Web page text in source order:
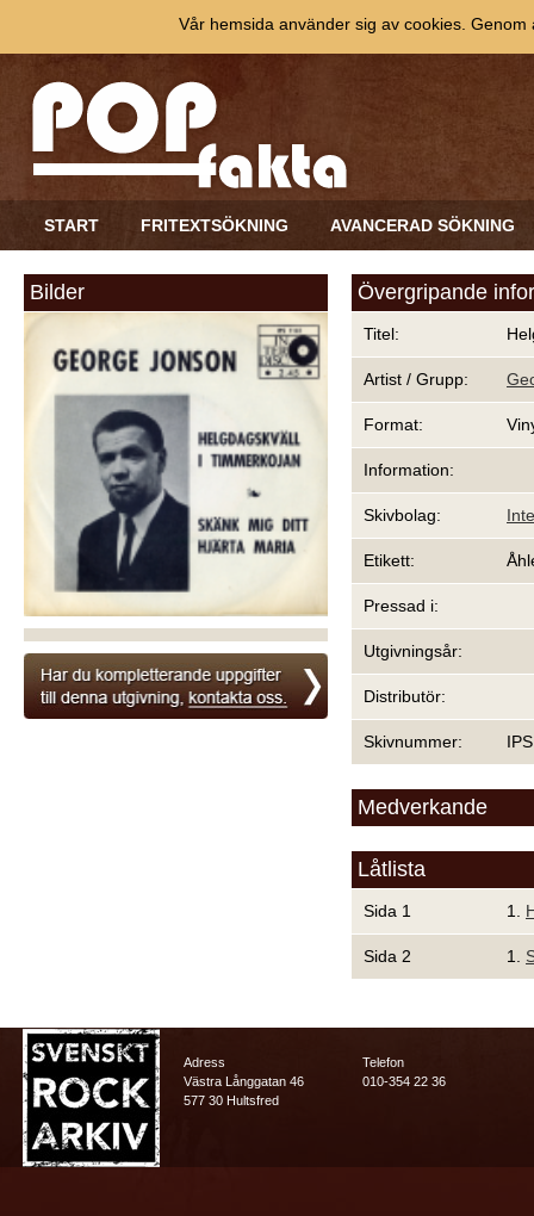
START FRITEXTSÖKNING AVANCERAD SÖKNING
Bilder Övergripande
Titel:
Artist / Grupp:
Format:
Information:
Skivbolag:
Etikett:
Pressad i:
Utgivningsår:
Distributör:
Skivnummer:
Medverkande
Låtlista
Sida 1 1.
Sida 2 1.
Adress
Västra Långgatan 46
577 30 Hultsfred
Telefon
010-354 22 36
Vår hemsida använder sig av cookies.